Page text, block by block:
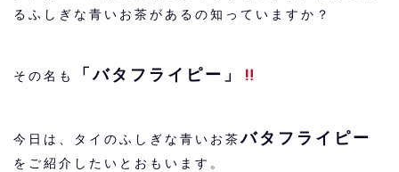
るふしぎな青いお茶があるの知っていますか？
その名も 「バタフライピー」
今日は、タイのふしぎな青いお茶バタフライピー
をご紹介したいとおもいます。